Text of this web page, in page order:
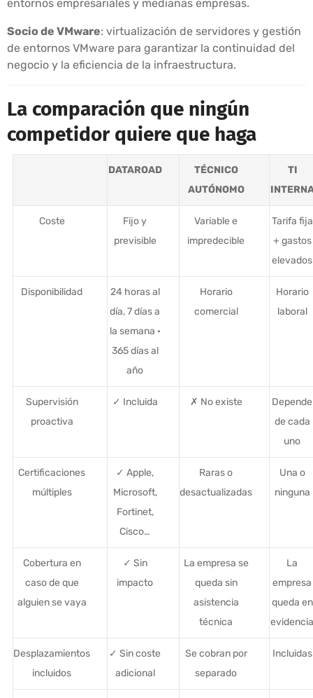
entornos empresariales y medianas empresas.
Socio de VMware: virtualización de servidores y gestión
de entornos VMware para garantizar la continuidad del
negocio y la eficiencia de la infraestructura.
La comparación que ningún
competidor quiere que haga
DATAROAD
TÉCNICO
AUTÓNOMO
TI
Coste
Fijo y
previsible
Variable e
impredecible
Tarifa fija
+ gastos
elevados
Disponibilidad
24 horas al
día, 7 días a
la semana ·
365 días al
año
Horario
comercial
Horario
laboral
Supervisión
proactiva
✓ Incluida ✗ No existe
Depende
de cada
uno
Certificaciones
múltiples
✓ Apple,
Microsoft,
Fortinet,
Cisco…
Raras o
desactualizadas
Una o
ninguna
Cobertura en
caso de que
alguien se vaya
✓ Sin
impacto
La empresa se
queda sin
asistencia
técnica
La
empresa
queda en
evidencia
Desplazamientos
incluidos
✓ Sin coste
adicional
Se cobran por
separado
Incluidas